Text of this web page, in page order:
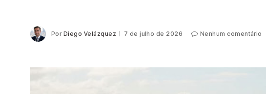
Por Diego Velázquez 7 de julho de 2026 Nenhum comentário